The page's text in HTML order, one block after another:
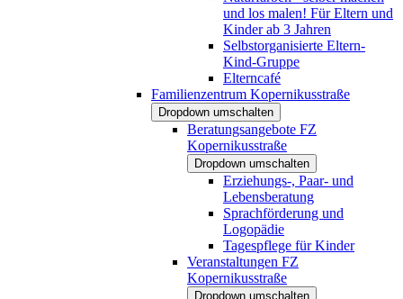
und los malen! Für Eltern und
Kinder ab 3 Jahren
Selbstorganisierte Eltern-
Kind-Gruppe
Elterncafé
Familienzentrum Kopernikusstraße
Dropdown umschalten
Beratungsangebote FZ
Kopernikusstraße
Dropdown umschalten
Erziehungs-, Paar- und
Lebensberatung
Sprachförderung und
Logopädie
Tagespflege für Kinder
Veranstaltungen FZ
Kopernikusstraße
Dropdown umschalten